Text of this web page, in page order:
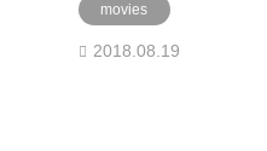
movies
2018.08.19